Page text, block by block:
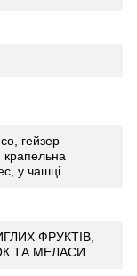
гейзер
у чашці
ФРУКТІВ,
ТА МЕЛАСИ